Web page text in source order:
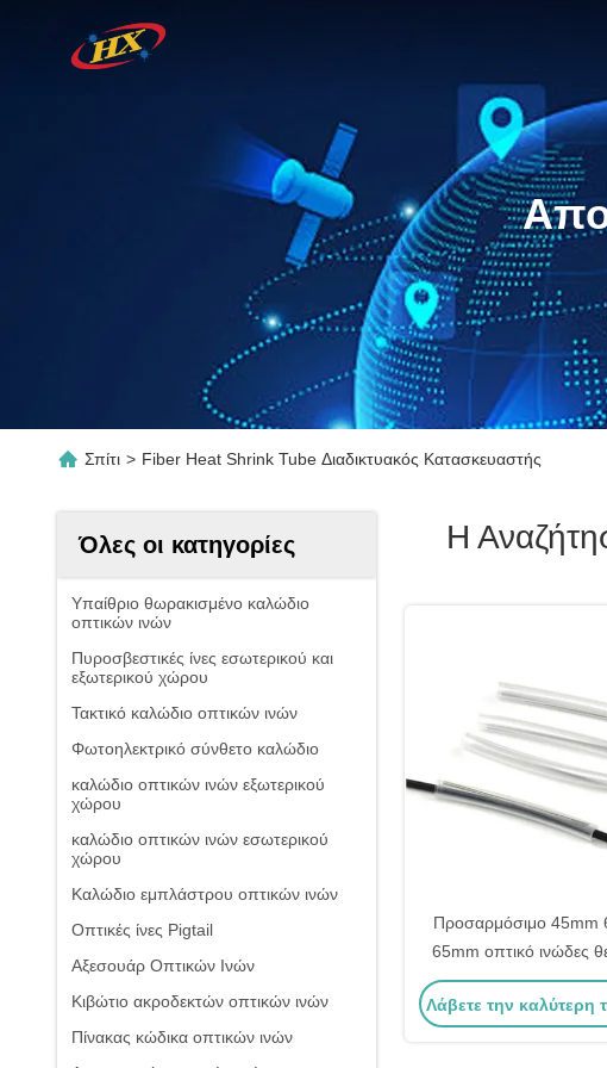
Σπίτι > Fiber Heat Shrink Tube Διαδικτυακός Κατασκευαστής
Όλες οι κατηγορίες
Υπαίθριο θωρακισμένο καλώδιο
οπτικών ινών
Πυροσβεστικές ίνες εσωτερικού και
εξωτερικού χώρου
Τακτικό καλώδιο οπτικών ινών
Φωτοηλεκτρικό σύνθετο καλώδιο
καλώδιο οπτικών ινών εξωτερικού
χώρου
καλώδιο οπτικών ινών εσωτερικού
χώρου
Καλώδιο εμπλάστρου οπτικών ινών
Οπτικές ίνες Pigtail
Αξεσουάρ Οπτικών Ινών
Κιβώτιο ακροδεκτών οπτικών ινών
Πίνακας κώδικα οπτικών ινών
Η
Προσαρμόσιμο 45mm
65mm οπτικό ινώδες
συρρίκνωση σωλήνα
προστασία
Λάβετε την καλύτερη